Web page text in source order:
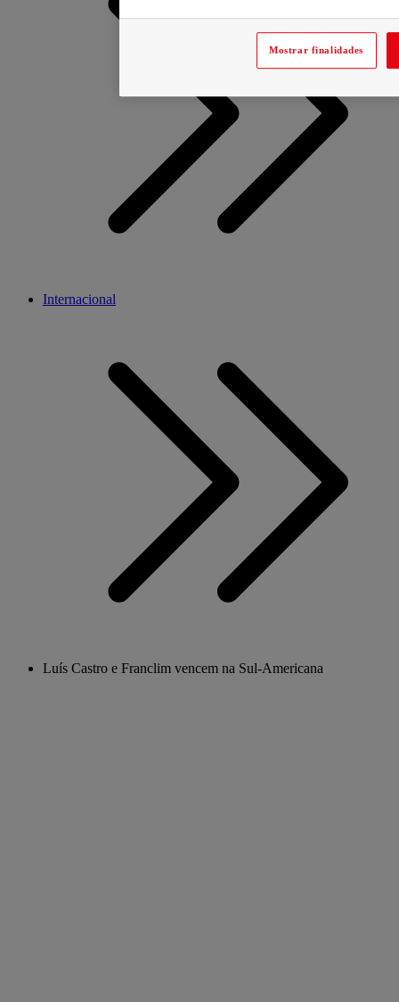
Internacional
Luís Castro e Franclim vencem na Sul-Americana
Mostrar finalidades